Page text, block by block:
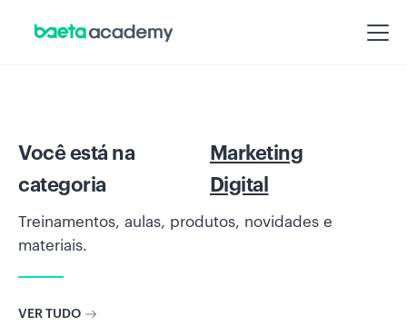
Você está na
categoria
Marketing
Digital
Treinamentos, aulas, produtos, novidades e
materiais.
VER TUDO